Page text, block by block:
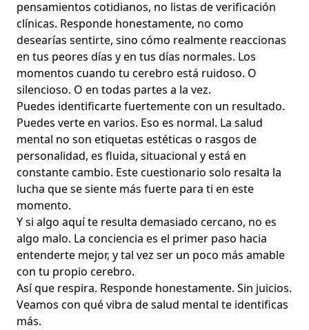
pensamientos cotidianos, no listas de verificación
clínicas. Responde honestamente, no como
desearías sentirte, sino cómo realmente reaccionas
en tus peores días y en tus días normales. Los
momentos cuando tu cerebro está ruidoso. O
silencioso. O en todas partes a la vez.
Puedes identificarte fuertemente con un resultado.
Puedes verte en varios. Eso es normal. La salud
mental no son etiquetas estéticas o rasgos de
personalidad, es fluida, situacional y está en
constante cambio. Este cuestionario solo resalta la
lucha que se siente más fuerte para ti en este
momento.
Y si algo aquí te resulta demasiado cercano, no es
algo malo. La conciencia es el primer paso hacia
entenderte mejor, y tal vez ser un poco más amable
con tu propio cerebro.
Así que respira. Responde honestamente. Sin juicios.
Veamos con qué vibra de salud mental te identificas
más.